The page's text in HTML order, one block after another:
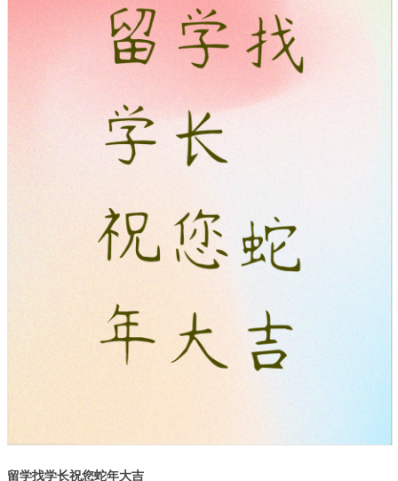
留学找学长祝您蛇年大吉